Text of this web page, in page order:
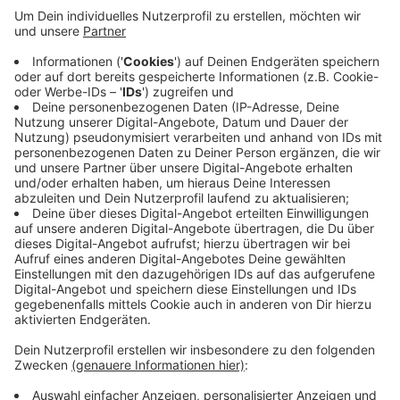
er zunächst weggegangen. Kurze Zeit später sei
er dann vermummt und mit einer Schusswaffe in
der Hand zurückgekommen. Er habe sie
aufgefordert, ihm ihre Portemonnaies zu geben.
Als sie nicht darauf eingingen, sei er ohne Beute
geflüchtet.
Die Männer blieben unverletzt. Die Kriminalpolizei
ermittelt jetzt.
Veröffentlicht:Donnerstag, 10.08.2023 14:21
Anzeige